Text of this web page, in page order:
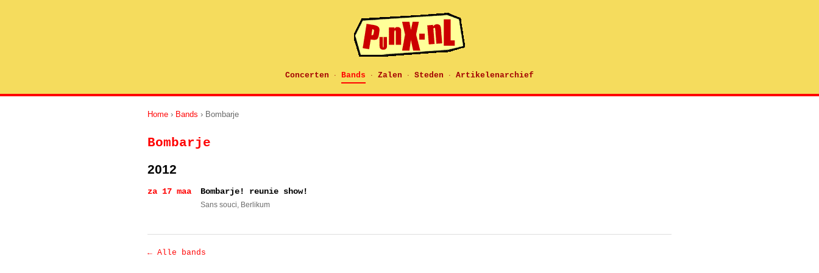
Concerten · Bands · Zalen · Steden · Artikelenarchief
Home › Bands › Bombarje
Bombarje
2012
za 17 maa Bombarje! reunie show!
Sans souci, Berlikum
← Alle bands